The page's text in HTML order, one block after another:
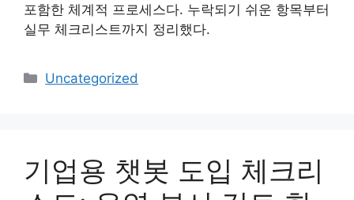
포함한 체계적 프로세스다. 누락되기 쉬운 항목부터
실무 체크리스트까지 정리했다.
카
Uncategorized
기업용 챗봇 도입 체크리